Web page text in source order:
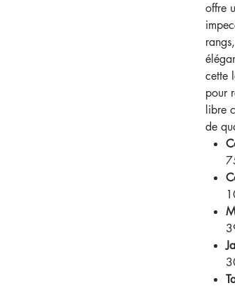
offre
cette
pour
libre
de